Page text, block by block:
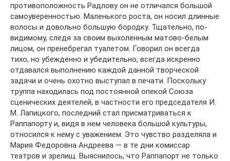
противоположность Радлову он не отличался большой
самоуверенностью. Маленького роста, он носил длинные
волосы и довольно большую бородку. Тщательно, по-
видимому, следя за своим выхоленным матово-белым
лицом, он пренебрегал туалетом. Говорил он всегда
тихо, но убежденно и убедительно, всегда искренно
отдавался выполнению каждой данной творческой
задачи и очень охотно выступал в печати. Поскольку
труппа находилась под постоянной опекой Союза
сценических деятелей, в частности его председателя И.
М. Лапицкого, последний стал присматриваться к
Раппапорту и, видя в нем человека большой культуры,
относился к нему с уважением. Это чувство разделяла и
Мария Федоровна Андреева — в те дни комиссар
театров и зрелищ. Выяснилось, что Раппапорт не только